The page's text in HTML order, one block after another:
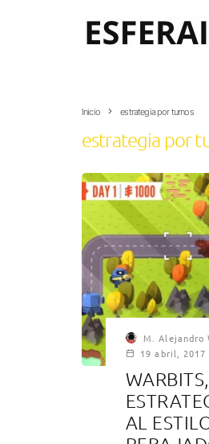
Inicio estrategia por turnos
estrategia por
M. Alejandro
19 abril, 2017
AL